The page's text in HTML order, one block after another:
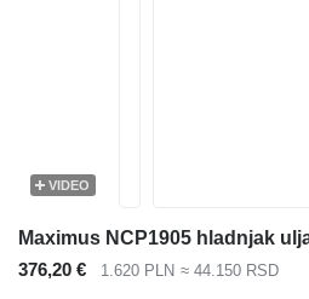
VIDEO
376,20 € 1.620 PLN ≈ 44.150 RSD